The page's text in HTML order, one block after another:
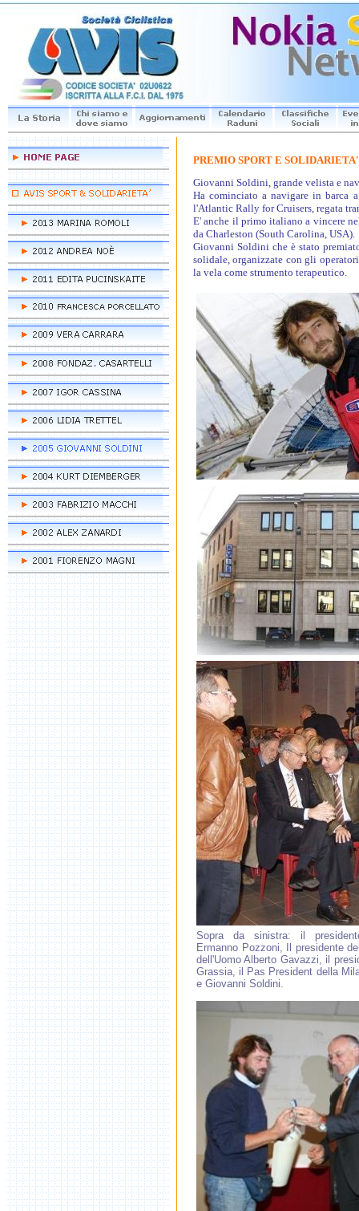
PREMIO SPORT E
Giovanni Soldini, grande velista e
Ha cominciato a navigare in barca
l'Atlantic Rally for Cruisers, regata
E' anche il primo italiano a vincere
da Charleston (South Carolina, USA).
Giovanni Soldini che è stato
solidale, organizzate con gli
la vela come strumento terapeutico.
Sopra da sinistra: il
Ermanno Pozzoni, Il presidente
dell'Uomo Alberto Gavazzi, il
Grassia, il Pas President della
e Giovanni Soldini.